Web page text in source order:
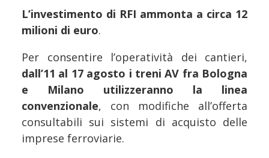
L’investimento di RFI ammonta a circa 12
milioni di euro.
Per consentire l’operatività dei cantieri,
dall’11 al 17 agosto i treni AV fra Bologna
e Milano utilizzeranno la linea
convenzionale, con modifiche all’offerta
consultabili sui sistemi di acquisto delle
imprese ferroviarie.